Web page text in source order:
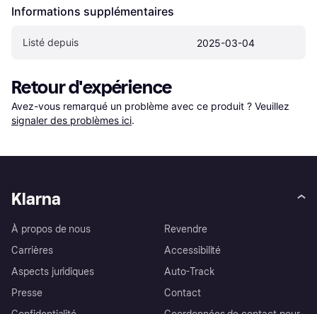
Informations supplémentaires
Listé depuis 2025-03-04
Retour d'expérience
Avez-vous remarqué un problème avec ce produit ? Veuillez
signaler des problèmes ici.
Klarna
À propos de nous
Carrières
Aspects juridiques
Presse
Revendre
Accessibilité
Auto-Track
Contact